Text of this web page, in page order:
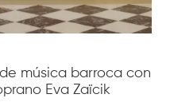
música barroca con
Eva Zaïcik